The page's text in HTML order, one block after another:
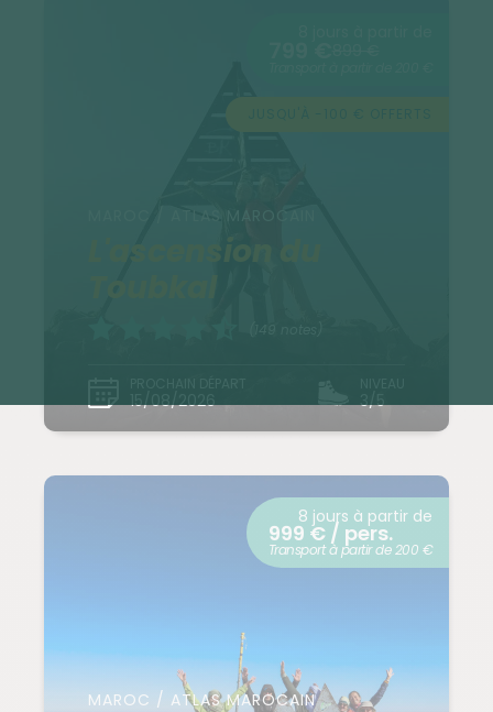
15/08/2026 3/5
MAROC / ATLAS MAROCAIN
8 jours à partir de
999 € / pers.
Transport à partir de 200 €